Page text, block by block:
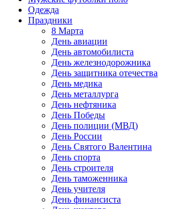
Одежда
Праздники
8 Марта
День авиации
День автомобилиста
День железнодорожника
День защитника отечества
День медика
День металлурга
День нефтяника
День Победы
День полиции (МВД)
День России
День Святого Валентина
День спорта
День строителя
День таможенника
День учителя
День финансиста